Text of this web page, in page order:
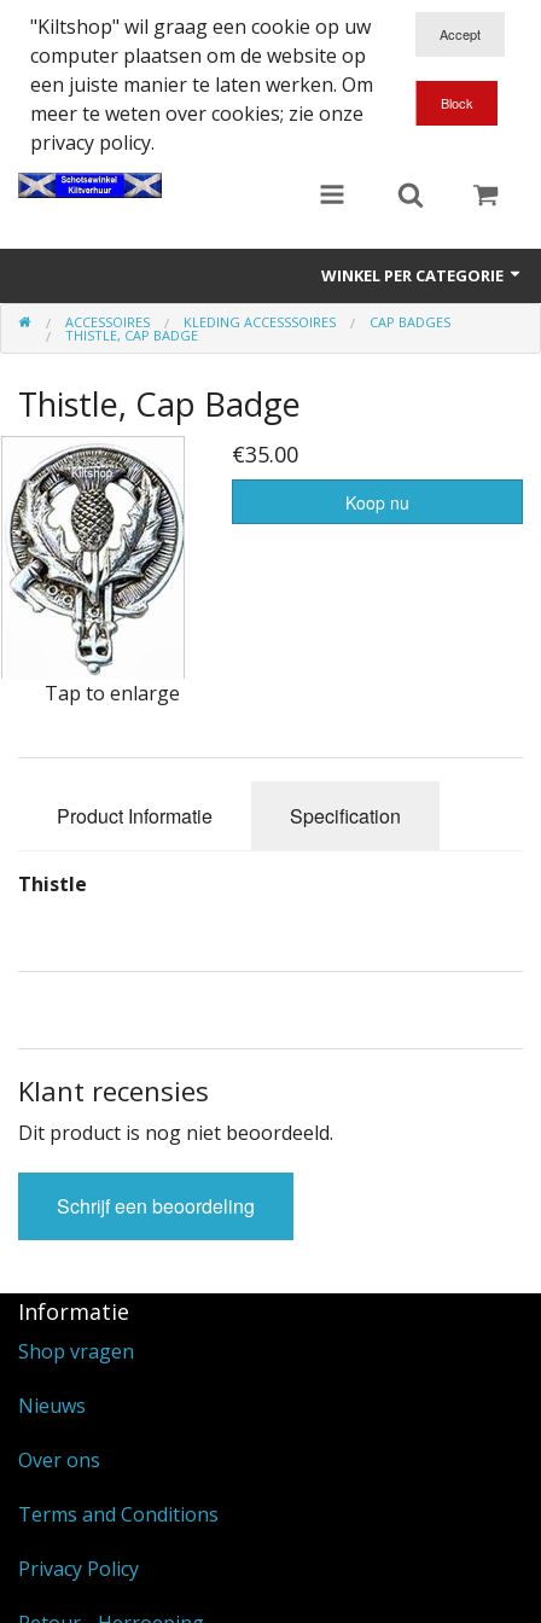
"Kiltshop" wil graag een cookie op uw
computer plaatsen om de website op
een juiste manier te laten werken. Om
meer te weten over cookies; zie onze
privacy policy.
WINKEL PER CATEGORIE
Accessoires
Eten en Drinken
Kilt - Kleding
Highland Titles
Verhuur
AFGEPRIJST - UITVERKOOP
ACCESSOIRES KLEDING ACCESSSOIRES CAP BADGES
THISTLE, CAP BADGE
Thistle, Cap Badge
Tap to enlarge
€35.00
Koop nu
Product Informatie Specification
Thistle
Klant recensies
Dit product is nog niet beoordeeld.
Schrijf een beoordeling
Informatie
Shop vragen
Nieuws
Over ons
Terms and Conditions
Privacy Policy